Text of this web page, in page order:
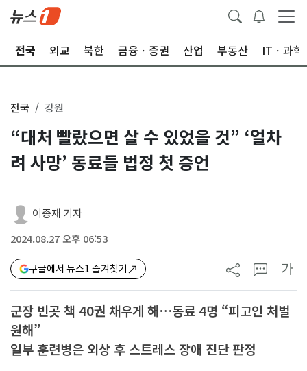
전국 외교 북한 금융ㆍ증권 산업 부동산 ITㆍ과학
전국 강원
“대처 빨랐으면 살 수 있었을 것” ‘얼차
려 사망’ 동료들 법정 첫 증언
이종재 기자
2024.08.27 오후 06:53
구글에서 뉴스1 즐겨찾기 가
군장 빈곳 책 40권 채우게 해…동료 4명 “피고인 처벌
원해”
일부 훈련병은 외상 후 스트레스 장애 진단 판정